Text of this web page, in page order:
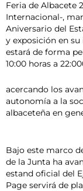
Feria de Albacete
Internacional-,
Aniversario del
y exposición en
estará de forma
10:00 horas a
acercando los
autonomía a la
albaceteña en
Bajo este marco
de la Junta ha
estand oficial del
Page servirá de